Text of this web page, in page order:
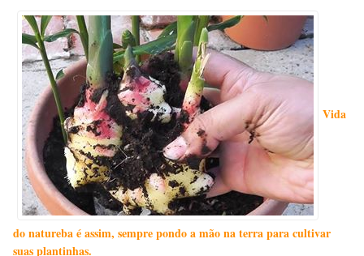
Vida
do natureba é assim, sempre pondo a mão na terra para cultivar
suas plantinhas.